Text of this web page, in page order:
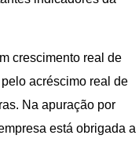
crescimento real de
acréscimo real de
Na apuração por
está obrigada a